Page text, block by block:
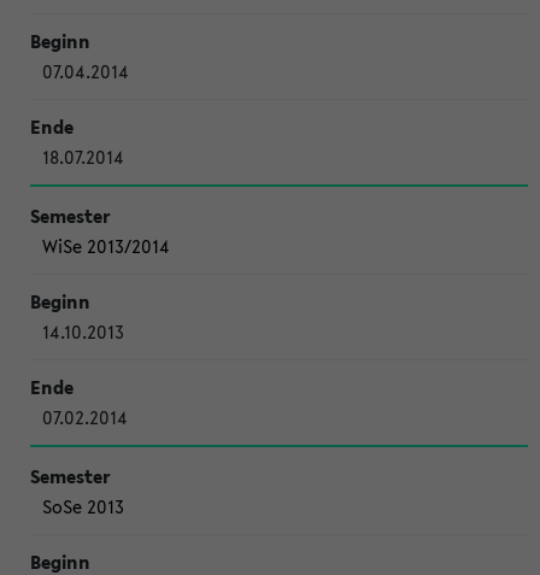
07.04.2014
18.07.2014
WiSe 2013/2014
14.10.2013
07.02.2014
SoSe 2013